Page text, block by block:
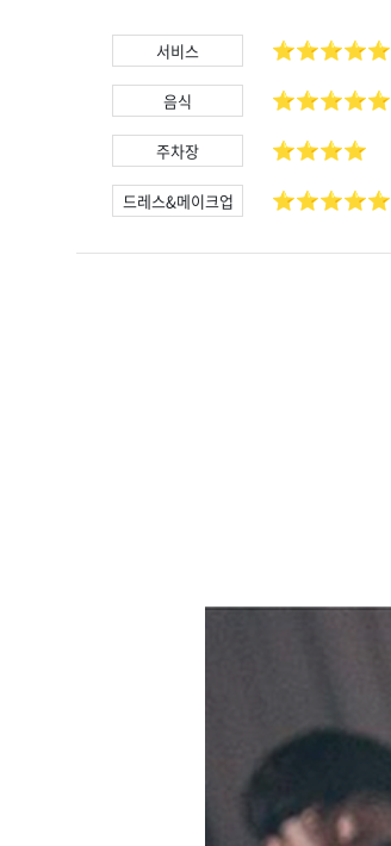
서비스 ⭐️⭐️⭐️⭐️⭐️
음식 ⭐️⭐️⭐️⭐️⭐️
주차장 ⭐️⭐️⭐️⭐️
드레스&메이크업 ⭐️⭐️⭐️⭐️⭐️